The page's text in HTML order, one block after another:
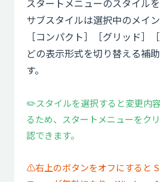
サブスタイルは選択中のメイ
［コンパクト］［グリッド］
どの表示形式を切り替える補
す。
✏️スタイルを選択すると変更内
るため、スタートメニューをク
認できます。
⚠️右上のボタンをオフにすると